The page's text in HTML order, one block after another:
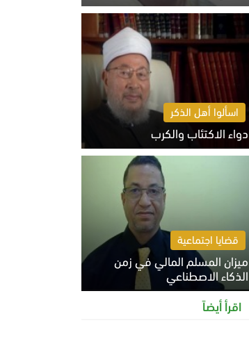
السبت 8 أغسطس 2026 11:04 ص
اسألوا أهل الذكر
دواء الاكتئاب والكرب
السبت 8 أغسطس 2026 10:54 ص
قضايا اجتماعية
ميزان المسلم المالي في زمن
الذكاء الاصطناعي
السبت 8 أغسطس 2026 11:21 ص
اقرأ أيضاً